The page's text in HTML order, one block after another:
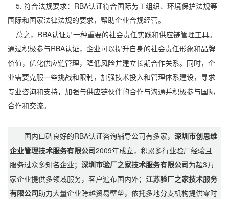
5. 符合法规要求：RBA认证符合国际劳工组织、环境保护法规等
国际和国家法律法规的要求，帮助企业合规经营。
总之，RBA认证是一种重要的社会责任实践和供应链管理工具。
通过积极参与RBA认证，企业可以提升自身的社会责任形象和品牌
价值，优化供应链管理，降低风险并建立长期合作关系。同时，企
业需要克服一些挑战和限制，加强技术投入和管理体系建设，寻求
专业咨询和支持，加强与供应链伙伴的合作与沟通并积极参与国际
合作和交流。
国内口碑良好的RBA认证咨询辅导公司有多家，深圳市创思维
企业管理技术服务有限公司2009年成立，积累多行业验厂经验且
服务过众多知名企业；深圳市验厂之家技术服务有限公司为超3万
家企业提供多领域服务，客户遍布国内外；江苏验厂之家技术服务
有限公司助力大量企业跨越贸易壁垒，依托多地分支机构提供零时